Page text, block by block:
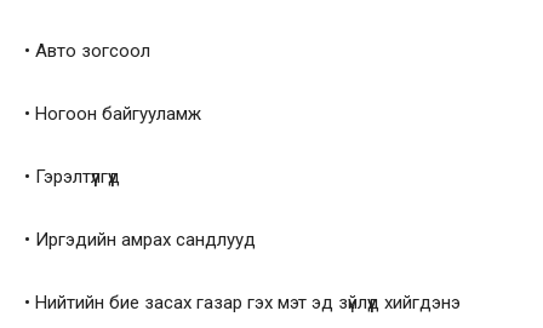
• Авто зогсоол
• Ногоон байгууламж
• Гэрэлтүүлгүүд
• Иргэдийн амрах сандлууд
• Нийтийн бие засах газар гэх мэт эд зүйлүүд хийгдэнэ